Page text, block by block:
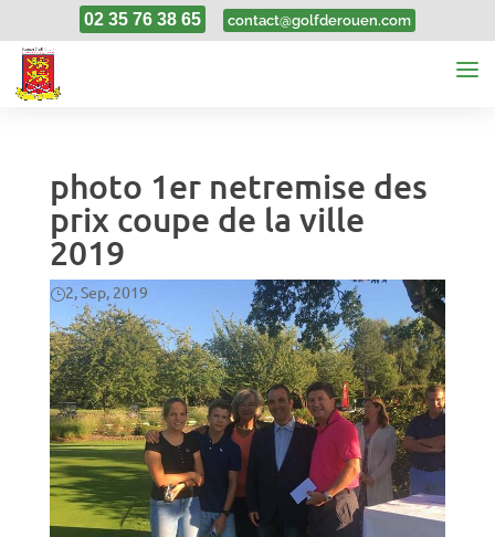
02 35 76 38 65 contact@golfderouen.com
photo 1er netremise des
prix coupe de la ville
2019
2, Sep, 2019